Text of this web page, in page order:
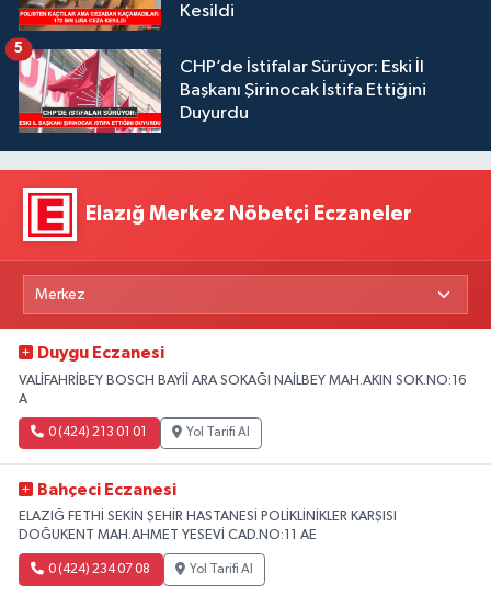
Kesildi
CHP’de İstifalar Sürüyor: Eski İl
Başkanı Şirinocak İstifa Ettiğini
Duyurdu
5
Elazığ Merkez Nöbetçi Eczaneler
Duygu Eczanesi
VALİFAHRİBEY BOSCH BAYİİ ARA SOKAĞI NAİLBEY MAH.AKIN SOK.NO:16
A
0 (424) 213 01 01 Yol Tarifi Al
Bahçeci Eczanesi
ELAZIĞ FETHİ SEKİN ŞEHİR HASTANESİ POLİKLİNİKLER KARŞISI
DOĞUKENT MAH.AHMET YESEVİ CAD.NO:11 AE
0 (424) 234 07 08 Yol Tarifi Al